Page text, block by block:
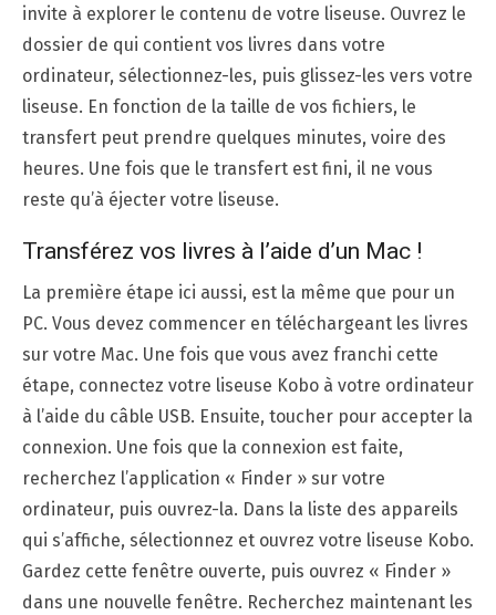
invite à explorer le contenu de votre liseuse. Ouvrez le
dossier de qui contient vos livres dans votre
ordinateur, sélectionnez-les, puis glissez-les vers votre
liseuse. En fonction de la taille de vos fichiers, le
transfert peut prendre quelques minutes, voire des
heures. Une fois que le transfert est fini, il ne vous
reste qu’à éjecter votre liseuse.
Transférez vos livres à l’aide d’un Mac !
La première étape ici aussi, est la même que pour un
PC. Vous devez commencer en téléchargeant les livres
sur votre Mac. Une fois que vous avez franchi cette
étape, connectez votre liseuse Kobo à votre ordinateur
à l’aide du câble USB. Ensuite, toucher pour accepter la
connexion. Une fois que la connexion est faite,
recherchez l’application « Finder » sur votre
ordinateur, puis ouvrez-la. Dans la liste des appareils
qui s’affiche, sélectionnez et ouvrez votre liseuse Kobo.
Gardez cette fenêtre ouverte, puis ouvrez « Finder »
dans une nouvelle fenêtre. Recherchez maintenant les